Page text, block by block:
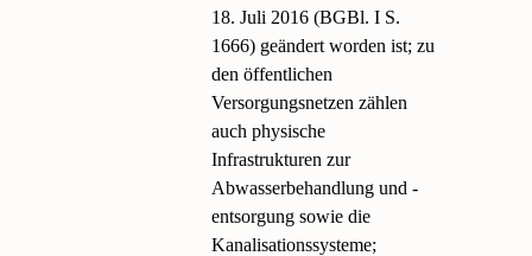
18. Juli 2016 (BGBl. I S.
1666) geändert worden ist; zu
den öffentlichen
Versorgungsnetzen zählen
auch physische
Infrastrukturen zur
Abwasserbehandlung und -
entsorgung sowie die
Kanalisationssysteme;